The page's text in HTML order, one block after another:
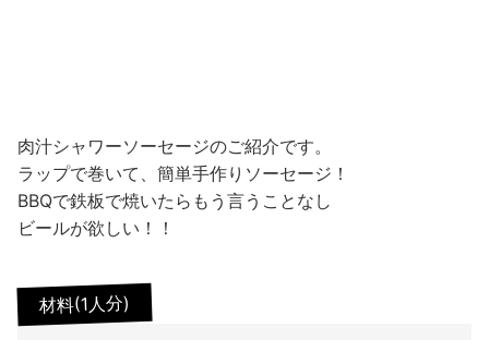
肉汁シャワーソーセージのご紹介です。
ラップで巻いて、簡単手作りソーセージ！
BBQで鉄板で焼いたらもう言うことなし
ビールが欲しい！！
材料(1人分)